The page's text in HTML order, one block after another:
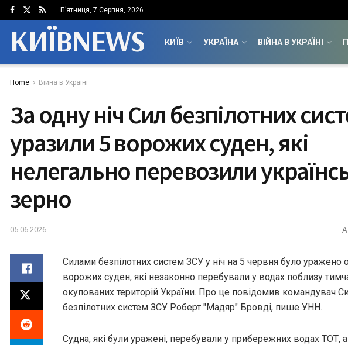
П’ятниця, 7 Серпня, 2026
КИЇВNEWS КИЇВ УКРАЇНА ВІЙНА В УКРАЇНІ
Home Війна в Україні
За одну ніч Сил безпілотних
уразили 5 ворожих суден, які
нелегально перевозили
зерно
05.06.2026 A
Силами безпілотних систем ЗСУ у ніч на 5 червня було уражено
ворожих суден, які незаконно перебували у водах поблизу
окупованих територій України. Про це повідомив командувач
безпілотних систем ЗСУ Роберт "Мадяр" Бровді, пише УНН.
Судна, які були уражені, перебували у прибережних водах ТОТ,